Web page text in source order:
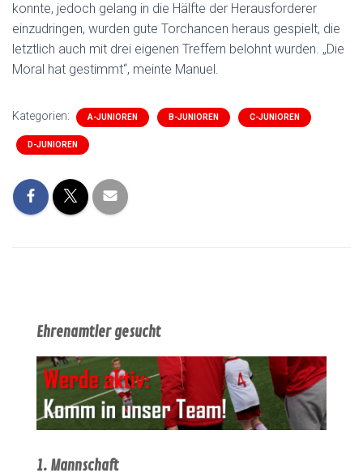
konnte, jedoch gelang in die Hälfte der Herausforderer
einzudringen, wurden gute Torchancen heraus gespielt, die
letztlich auch mit drei eigenen Treffern belohnt wurden. „Die
Moral hat gestimmt“, meinte Manuel.
Kategorien: A-JUNIOREN B-JUNIOREN C-JUNIOREN
D-JUNIOREN
Ehrenamtler gesucht
1. Mannschaft